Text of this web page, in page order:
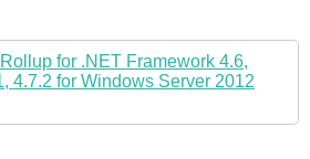
for .NET Framework 4.6,
4.7.2 for Windows Server 2012